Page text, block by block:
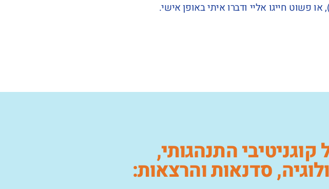
חייגו אליי ודברו איתי באופן אישי.
התנהגותי,
סדנאות והרצאות: